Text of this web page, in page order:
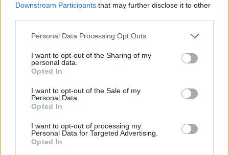
Downstream Participants that may further disclose it to other
Please note that this website/app uses one or more Google
not limited to your visit or usage behaviour. You may click to
grant or deny consent to Google and its third-party tags to
use your data for below specified purposes in below Google
consent section.
Personal Data Processing Opt Outs
I want to opt-out of the Sharing of my
personal data.
Opted In
I want to opt-out of the Sale of my
Personal Data.
Opted In
I want to opt-out of processing my
Personal Data for Targeted Advertising.
Opted In
Windows 7, Windows 8.1:
συνταξιοδότηση επίσημη
PS Move: τα αξεσουάρ
H GamesCom 2011 σε
τίτλους
Sony Vaio: παρόν και